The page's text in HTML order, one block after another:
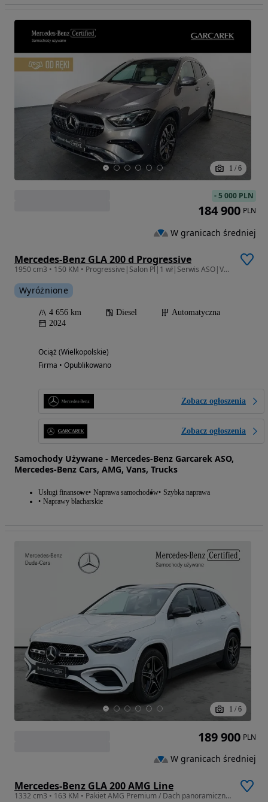
1 / 6
Mercedes-Benz GLA 200 d Progressive
1950 cm3 • 150 KM • Progressive|Salon Pl|1 wł|Serwis ASO|Vat 23%|Bezwypadkowy|
Wyróżnione
4 656 km Diesel
Automatyczna
2024
Ociąż (Wielkopolskie)
Firma • Opublikowano
Zobacz ogłoszenia
Zobacz ogłoszenia
Samochody Używane - Mercedes-Benz Garcarek ASO,
Mercedes-Benz Cars, AMG, Vans, Trucks
Usługi finansowe Naprawa samochodów Szybka naprawa
Naprawy blacharskie
-5 000 PLN
184 900 PLN
W granicach średniej
1 / 6
Mercedes-Benz GLA 200 AMG Line
1332 cm3 • 163 KM • Pakiet AMG Premium / Dach panoramiczny / Oświetlenie Ambient
189 900 PLN
W granicach średniej